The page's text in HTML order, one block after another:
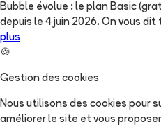
Bubble évolue : le plan Basic
depuis le 4 juin 2026. On vous
plus
🍪
Gestion des cookies
Nous utilisons des cookies pour
améliorer le site et vous